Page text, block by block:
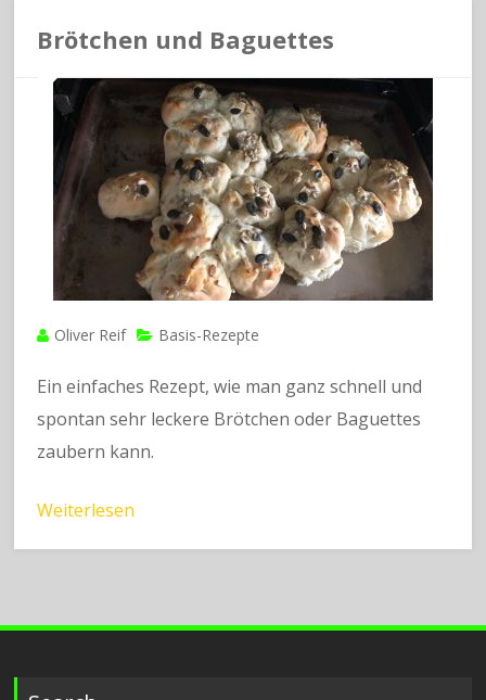
Brötchen und Baguettes
Oliver Reif Basis-Rezepte
Ein einfaches Rezept, wie man ganz schnell und
spontan sehr leckere Brötchen oder Baguettes
zaubern kann.
Weiterlesen